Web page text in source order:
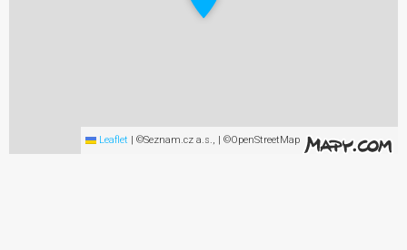
Leaflet | ©Seznam.cz a.s., | ©OpenStreetMap